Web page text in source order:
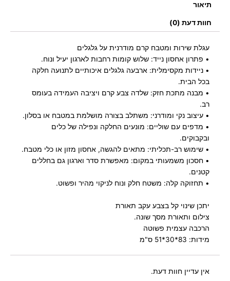
תיאור
חוות דעת (0)
עגלת שירות ומטבח קרם מודרנית על גלגלים
• פתרון אחסון נייד: שלוש קומות רחבות לארגון יעיל ונוח.
• ניידות מקסימלית: ארבעה גלגלים איכותיים לתנועה חלקה
בכל הבית.
• מבנה מתכת חזק: שלדה צבע קרם ויציבה העמידה בעומס
רב.
• עיצוב נקי ומודרני: משתלב בצורה מושלמת במטבח או בסלון.
• מדפים עם שוליים: מונעים החלקה ונפילה של כלים
ובקבוקים.
• שימוש רב-תכליתי: מתאים להגשה, אחסון מזון או כלי מטבח.
• חסכון משמעותי במקום: מאפשרת סדר וארגון גם בחללים
קטנים.
• תחזוקה קלה: משטח חלק ונוח לניקוי מהיר ופשוט.
יתכן שינוי קל בצבע עקב תאורת
צילום ותאורת מסך שונה.
הרכבה עצמית פשוטה
מידות: 83*30*51 ס"מ
אין עדיין חוות דעת.